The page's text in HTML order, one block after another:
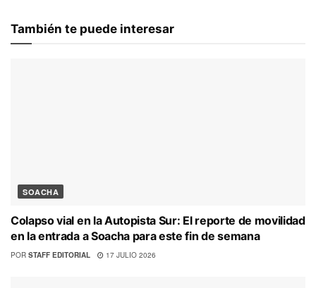
También te puede interesar
SOACHA
Colapso vial en la Autopista Sur: El reporte de movilidad
en la entrada a Soacha para este fin de semana
POR STAFF EDITORIAL 17 JULIO 2026